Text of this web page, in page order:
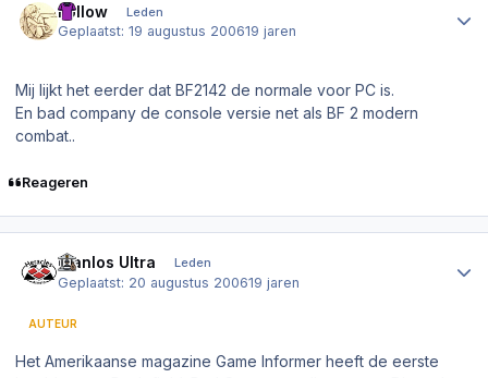
Follow Leden
Geplaatst:19 augustus 200619 jaren
Mij lijkt het eerder dat BF2142 de normale voor PC is.
En bad company de console versie net als BF 2 modern
combat..
Reageren
Planlos Ultra Leden
Geplaatst: 20 augustus 200619 jaren
AUTEUR
Het Amerikaanse magazine Game Informer heeft de eerste